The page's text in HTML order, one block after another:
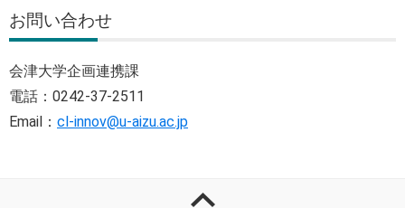
お問い合わせ
会津大学企画連携課
電話：0242-37-2511
Email： cl-innov@u-aizu.ac.jp